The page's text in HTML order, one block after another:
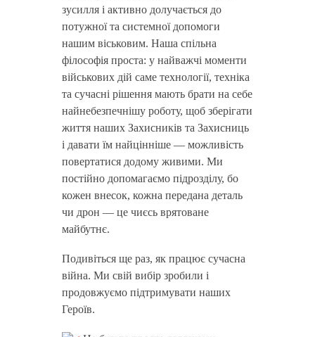
зусилля і активно долучається до
потужної та системної допомоги
нашим віськовим. Наша спільна
філософія проста: у найважчі моменти
військових дій саме технології, техніка
та сучасні рішення мають брати на себе
найнебезпечнішу роботу, щоб зберігати
життя наших Захисників та Захисниць
і давати їм найцінніше — можливість
повертатися додому живими. Ми
постійно допомагаємо підрозділу, бо
кожен внесок, кожна передана деталь
чи дрон — це чиєсь врятоване
майбутнє.
Подивіться ще раз, як працює сучасна
війна. Ми свій вибір зробили і
продовжуємо підтримувати наших
Героїв.